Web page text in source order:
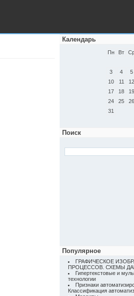
Календарь
Пн Вт
3
4 5
10
11 12
17
18 19
24
25 26
31
Поиск
Популярное
ГРАФИЧЕСКОЕ
ПРОЦЕССОВ. СХЕМЫ
Гипертекстовые и
технологии
Признаки
Классификация